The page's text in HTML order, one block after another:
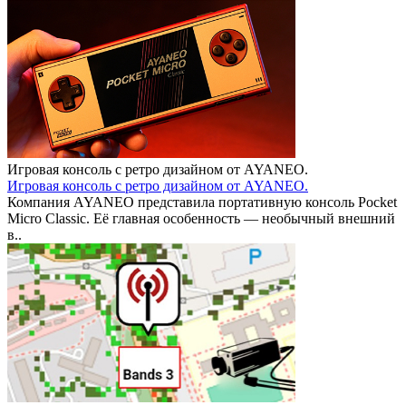
Игровая консоль с ретро дизайном от AYANEO.
Игровая консоль с ретро дизайном от AYANEO.
Компания AYANEO представила портативную консоль Pocket
Micro Classic. Её главная особенность — необычный внешний
в..